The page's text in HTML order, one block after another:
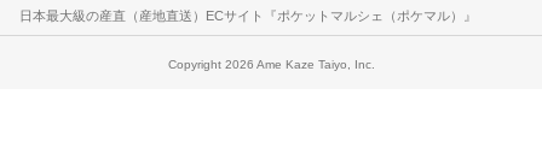
日本最大級の産直（産地直送）ECサイト『ポケットマルシェ（ポケマル）』
Copyright 2026 Ame Kaze Taiyo, Inc.